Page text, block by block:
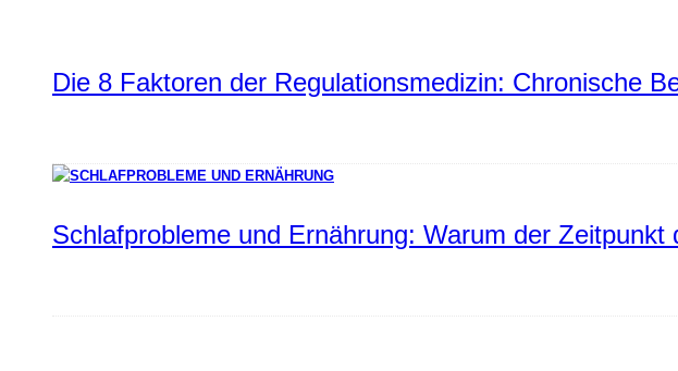
Die 8 Faktoren der Regulationsmedizin: Chronische
Schlafprobleme und Ernährung: Warum der